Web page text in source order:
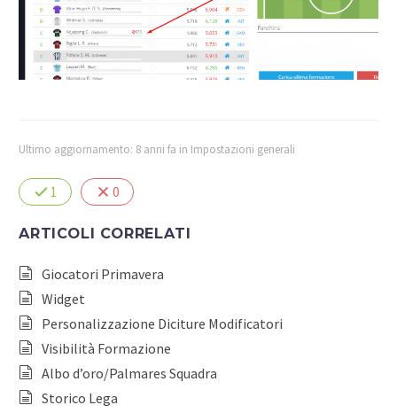
Ultimo aggiornamento: 8 anni fa in Impostazioni generali
1 0
ARTICOLI CORRELATI
Giocatori Primavera
Widget
Personalizzazione Diciture Modificatori
Visibilità Formazione
Albo d’oro/Palmares Squadra
Storico Lega